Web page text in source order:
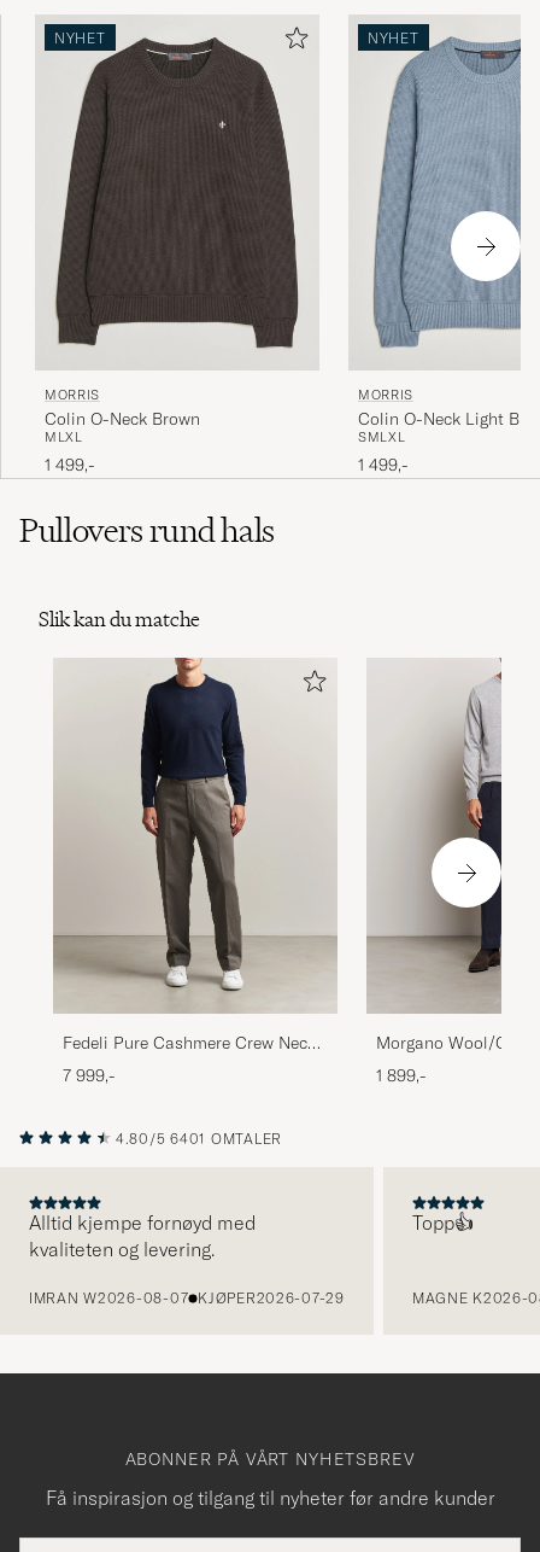
NYHET
MORRIS
Colin O-Neck Brown
M LXL
1 499,-
NYHET
MORRIS
Colin O-Neck Light
SMLXL
1 499,-
Pullovers rund hals
Slik kan du matche
Fedeli Pure Cashmere Crew Neck
Navy Blue
7 999,-
Morgano Wool/
Crewneck Mid Grey
1 899,-
4.80/5 6401 OMTALER
Alltid kjempe fornøyd med
kvaliteten og levering.
IMRAN W2026-08-07 KJØPER2026-07-29
Topp👍
MAGNE K2026-
ABONNER PÅ VÅRT NYHETSBREV
Få inspirasjon og tilgang til nyheter før andre kunder